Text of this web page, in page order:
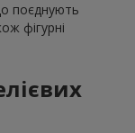
поєднують
фігурні